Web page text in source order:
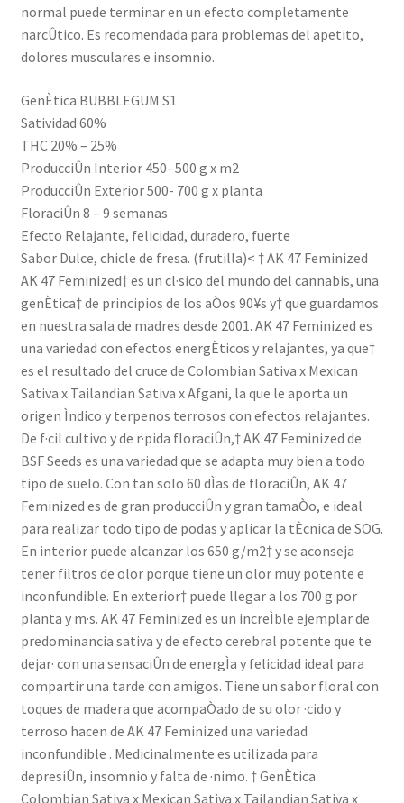
normal puede terminar en un efecto completamente
narcÛtico. Es recomendada para problemas del apetito,
dolores musculares e insomnio.
GenÈtica BUBBLEGUM S1
Satividad 60%
THC 20% – 25%
ProducciÛn Interior 450- 500 g x m2
ProducciÛn Exterior 500- 700 g x planta
FloraciÛn 8 – 9 semanas
Efecto Relajante, felicidad, duradero, fuerte
Sabor Dulce, chicle de fresa. (frutilla)< † AK 47 Feminized
AK 47 Feminized† es un cl·sico del mundo del cannabis, una
genÈtica† de principios de los aÒos 90¥s y† que guardamos
en nuestra sala de madres desde 2001. AK 47 Feminized es
una variedad con efectos energÈticos y relajantes, ya que†
es el resultado del cruce de Colombian Sativa x Mexican
Sativa x Tailandian Sativa x Afgani, la que le aporta un
origen Ìndico y terpenos terrosos con efectos relajantes.
De f·cil cultivo y de r·pida floraciÛn,† AK 47 Feminized de
BSF Seeds es una variedad que se adapta muy bien a todo
tipo de suelo. Con tan solo 60 dÌas de floraciÛn, AK 47
Feminized es de gran producciÛn y gran tamaÒo, e ideal
para realizar todo tipo de podas y aplicar la tÈcnica de SOG.
En interior puede alcanzar los 650 g/m2† y se aconseja
tener filtros de olor porque tiene un olor muy potente e
inconfundible. En exterior† puede llegar a los 700 g por
planta y m·s. AK 47 Feminized es un increÌble ejemplar de
predominancia sativa y de efecto cerebral potente que te
dejar· con una sensaciÛn de energÌa y felicidad ideal para
compartir una tarde con amigos. Tiene un sabor floral con
toques de madera que acompaÒado de su olor ·cido y
terroso hacen de AK 47 Feminized una variedad
inconfundible . Medicinalmente es utilizada para
depresiÛn, insomnio y falta de ·nimo. † GenÈtica
Colombian Sativa x Mexican Sativa x Tailandian Sativa x